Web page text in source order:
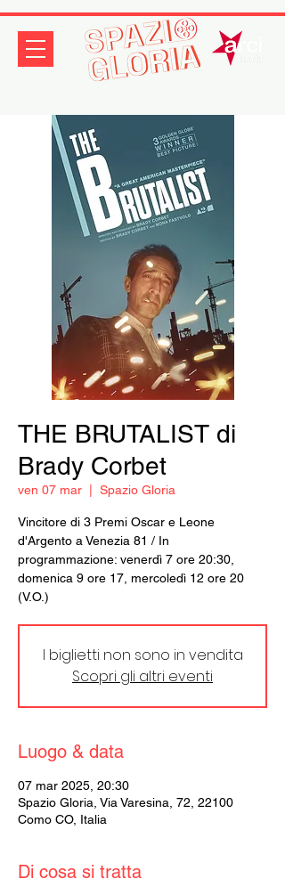
THE BRUTALIST di
Brady Corbet
ven 07 mar Spazio Gloria
Vincitore di 3 Premi Oscar e Leone
d'Argento a Venezia 81 / In
programmazione: venerdì 7 ore 20:30,
domenica 9 ore 17, mercoledì 12 ore 20
(V.O.)
I biglietti non sono in vendita
Scopri gli altri eventi
Luogo & data
07 mar 2025, 20:30
Spazio Gloria, Via Varesina, 72, 22100
Como CO, Italia
Di cosa si tratta